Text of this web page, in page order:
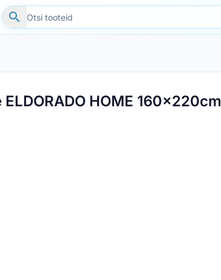
HOME 160x220cm